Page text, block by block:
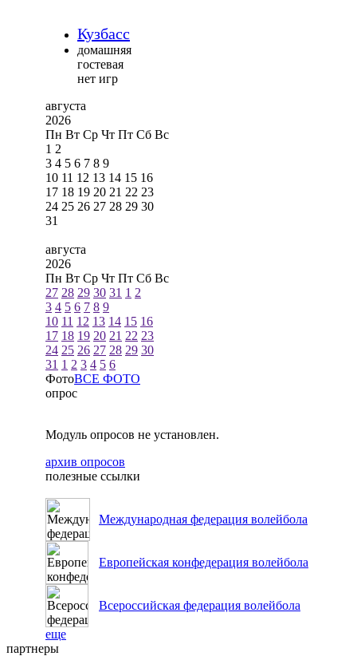
Кузбасс
домашняя
гостевая
нет игр
августа
2026
Пн Вт Ср Чт Пт Сб Вс
1 2
3 4 5 6 7 8 9
10 11 12 13 14 15 16
17 18 19 20 21 22 23
24 25 26 27 28 29 30
31
августа
2026
Пн Вт Ср Чт Пт Сб Вс
27 28 29 30 31 1 2
3 4 5 6 7 8 9
10 11 12 13 14 15 16
17 18 19 20 21 22 23
24 25 26 27 28 29 30
31 1 2 3 4 5 6
ФотоВСЕ ФОТО
опрос
Модуль опросов не установлен.
архив опросов
полезные ссылки
Международная федерация волейбола
Европейская конфедерация волейбола
Всероссийская федерация волейбола
еще
партнеры